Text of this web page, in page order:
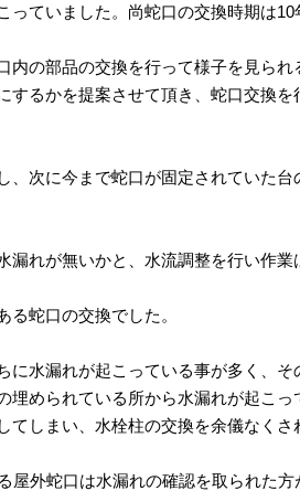
っていました。尚蛇口の交換時期は10
内の部品の交換を行って様子を見ら
するかを提案させて頂き、蛇口交換を
、次に今まで蛇口が固定されていた
漏れが無いかと、水流調整を行い作業
る蛇口の交換でした。
に水漏れが起こっている事が多く、
埋められている所から水漏れが起こ
てしまい、水栓柱の交換を余儀なくさ
屋外蛇口は水漏れの確認を取られた方